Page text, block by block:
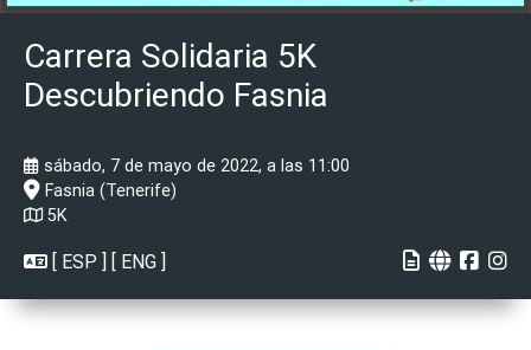
Carrera Solidaria 5K
Descubriendo Fasnia
sábado, 7 de mayo de 2022, a las 11:00
Fasnia (Tenerife)
5K
[ ESP ] [ ENG ]